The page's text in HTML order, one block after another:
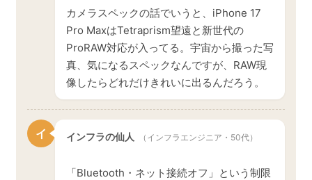
カメラスペックの話でいうと、iPhone 17
Pro MaxはTetraprism望遠と新世代の
ProRAW対応が入ってる。宇宙から撮った写
真、気になるスペックなんですが、RAW現
像したらどれだけきれいに出るんだろう。
イ インフラの仙人 （インフラエンジニア・50代）
「Bluetooth・ネット接続オフ」という制限